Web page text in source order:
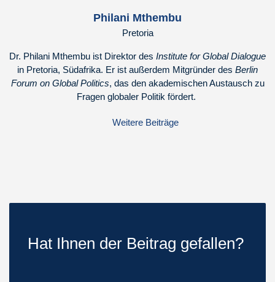
Philani Mthembu
Pretoria
Dr. Philani Mthembu ist Direktor des Institute for Global Dialogue
in Pretoria, Südafrika. Er ist außerdem Mitgründer des Berlin
Forum on Global Politics, das den akademischen Austausch zu
Fragen globaler Politik fördert.
Weitere Beiträge
Hat Ihnen der Beitrag gefallen?